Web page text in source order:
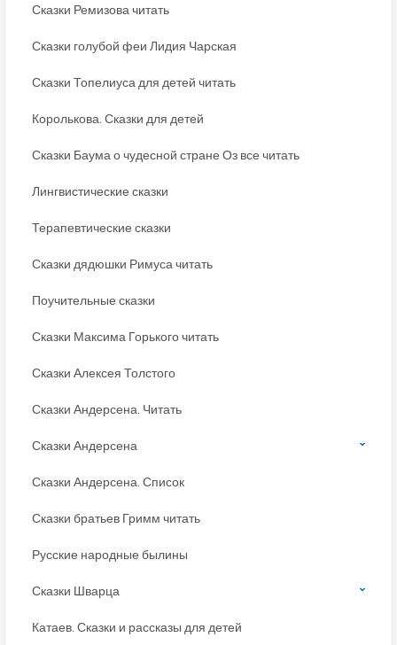
Сказки Ремизова читать
Сказки голубой феи Лидия Чарская
Сказки Топелиуса для детей читать
Королькова. Сказки для детей
Сказки Баума о чудесной стране Оз все читать
Лингвистические сказки
Терапевтические сказки
Сказки дядюшки Римуса читать
Поучительные сказки
Сказки Максима Горького читать
Сказки Алексея Толстого
Сказки Андерсена. Читать
Сказки Андерсена
Сказки Андерсена. Список
Сказки братьев Гримм читать
Русские народные былины
Сказки Шварца
Катаев. Сказки и рассказы для детей